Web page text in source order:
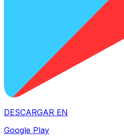
DESCARGAR EN
Google Play